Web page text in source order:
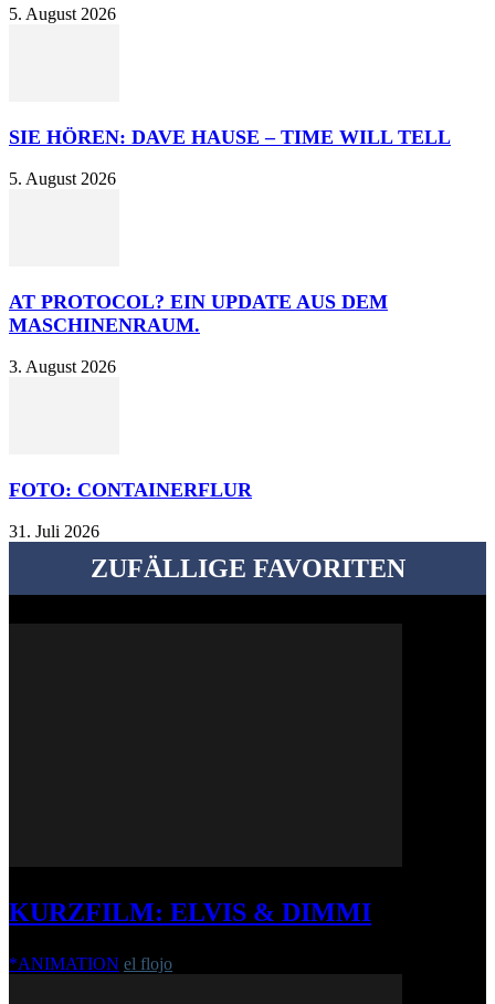
5. August 2026
SIE HÖREN: DAVE HAUSE – TIME WILL TELL
5. August 2026
AT PROTOCOL? EIN UPDATE AUS DEM
MASCHINENRAUM.
3. August 2026
FOTO: CONTAINERFLUR
31. Juli 2026
ZUFÄLLIGE FAVORITEN
KURZFILM: ELVIS & DIMMI
*ANIMATION el flojo